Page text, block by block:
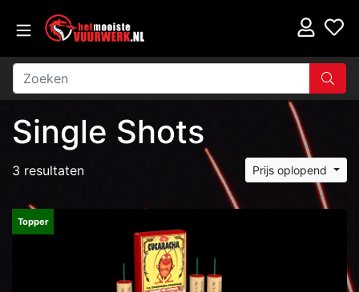
Single Shots
3 resultaten Prijs oplopend
Topper